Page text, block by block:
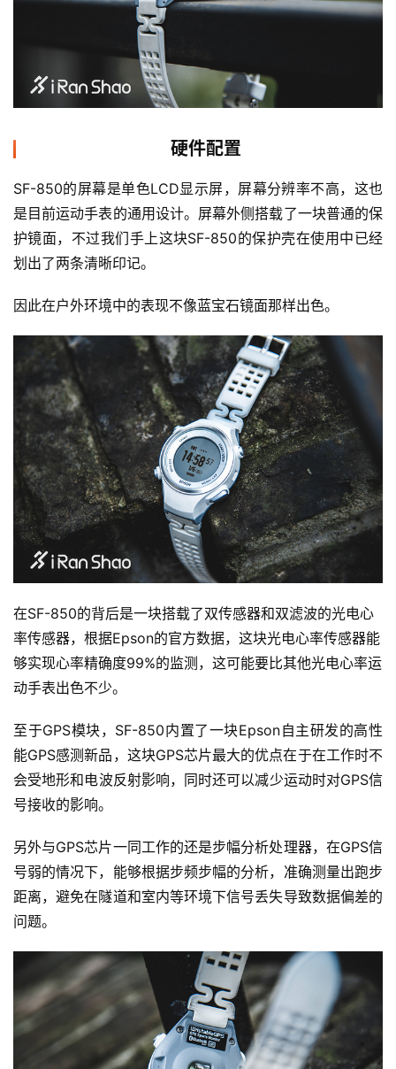
硬件配置
SF-850的屏幕是单色LCD显示屏，屏幕分辨率不高，这也
是目前运动手表的通用设计。屏幕外侧搭载了一块普通的保
护镜面，不过我们手上这块SF-850的保护壳在使用中已经
划出了两条清晰印记。
因此在户外环境中的表现不像蓝宝石镜面那样出色。
在SF-850的背后是一块搭载了双传感器和双滤波的光电心
率传感器，根据Epson的官方数据，这块光电心率传感器能
够实现心率精确度99%的监测，这可能要比其他光电心率运
动手表出色不少。
至于GPS模块，SF-850内置了一块Epson自主研发的高性
能GPS感测新品，这块GPS芯片最大的优点在于在工作时不
会受地形和电波反射影响，同时还可以减少运动时对GPS信
号接收的影响。
另外与GPS芯片一同工作的还是步幅分析处理器，在GPS信
号弱的情况下，能够根据步频步幅的分析，准确测量出跑步
距离，避免在隧道和室内等环境下信号丢失导致数据偏差的
问题。